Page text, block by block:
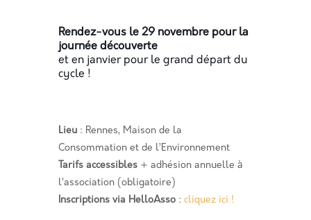
Rendez-vous le 29 novembre pour la
journée découverte
et en janvier pour le grand départ du
cycle !
Lieu : Rennes, Maison de la
Consommation et de l’Environnement
Tarifs accessibles + adhésion annuelle à
l’association (obligatoire)
Inscriptions via HelloAsso : cliquez ici !